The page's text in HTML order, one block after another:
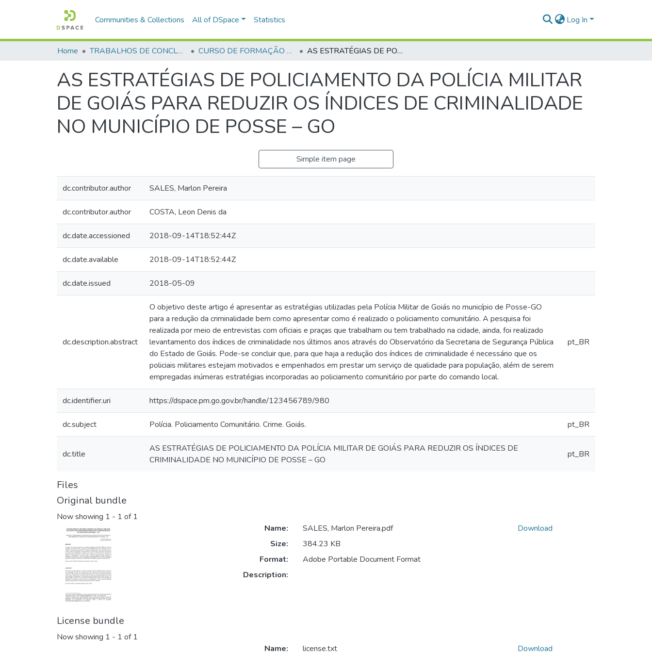
Communities & Collections All of DSpace Statistics Log In
Home TRABALHOS DE CONCLUSÃO DE CURSO - CFP (CURSO DE FORMAÇÃO DE PRAÇAS) CURSO DE FORMAÇÃO DE PRAÇAS - CFP - 2018 AS ESTRATÉGIAS DE POLICIAMENTO DA POLÍCIA MILITAR DE GOIÁS PARA REDUZIR OS ÍNDICES DE CRIMINALIDADE NO MUNICÍPIO DE POSSE – GO
AS ESTRATÉGIAS DE POLICIAMENTO DA POLÍCIA MILITAR
DE GOIÁS PARA REDUZIR OS ÍNDICES DE CRIMINALIDADE
NO MUNICÍPIO DE POSSE – GO
Simple item page
dc.contributor.author SALES, Marlon Pereira
dc.contributor.author COSTA, Leon Denis da
dc.date.accessioned 2018-09-14T18:52:44Z
dc.date.available 2018-09-14T18:52:44Z
dc.date.issued 2018-05-09
dc.description.abstract
O objetivo deste artigo é apresentar as estratégias utilizadas pela Polícia Militar de Goiás no município de Posse-GO
para a redução da criminalidade bem como apresentar como é realizado o policiamento comunitário. A pesquisa foi
realizada por meio de entrevistas com oficiais e praças que trabalham ou tem trabalhado na cidade, ainda, foi realizado
levantamento dos índices de criminalidade nos últimos anos através do Observatório da Secretaria de Segurança Pública
do Estado de Goiás. Pode-se concluir que, para que haja a redução dos índices de criminalidade é necessário que os
policiais militares estejam motivados e empenhados em prestar um serviço de qualidade para população, além de serem
empregadas inúmeras estratégias incorporadas ao policiamento comunitário por parte do comando local.
pt_BR
dc.identifier.uri https://dspace.pm.go.gov.br/handle/123456789/980
dc.subject Polícia. Policiamento Comunitário. Crime. Goiás. pt_BR
dc.title
AS ESTRATÉGIAS DE POLICIAMENTO DA POLÍCIA MILITAR DE GOIÁS PARA REDUZIR OS ÍNDICES DE
CRIMINALIDADE NO MUNICÍPIO DE POSSE – GO
pt_BR
Files
Original bundle
Now showing 1 - 1 of 1
Name:
SALES, Marlon Pereira.pdf
Size:
384.23 KB
Format:
Adobe Portable Document Format
Description:
Download
License bundle
Now showing 1 - 1 of 1
Name:
license.txt Download